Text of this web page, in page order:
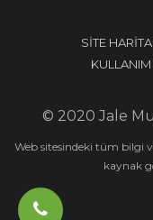
SİTE
© 2020 Jale
Web sitesindeki tüm bilgi
kaynak